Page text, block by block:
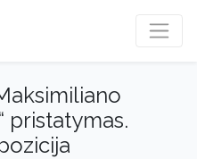
pristatymas.